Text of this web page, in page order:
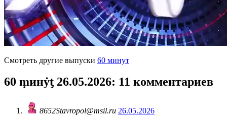
Смотреть другие выпуски 60 минут
60 ṃинẏƫ 26.05.2026: 11 комментариев
8652Stavropol@msil.ru 26.05.2026